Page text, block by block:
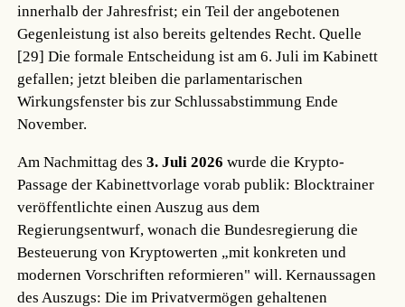
innerhalb der Jahresfrist; ein Teil der angebotenen
Gegenleistung ist also bereits geltendes Recht.Quelle
[29] Die formale Entscheidung ist am 6. Juli im Kabinett
gefallen; jetzt bleiben die parlamentarischen
Wirkungsfenster bis zur Schlussabstimmung Ende
November.
Am Nachmittag des3. Juli 2026 wurde die Krypto-
Passage der Kabinettvorlage vorab publik: Blocktrainer
veröffentlichte einen Auszug aus dem
Regierungsentwurf, wonach die Bundesregierung die
Besteuerung von Kryptowerten „mit konkreten und
modernen Vorschriften reformieren" will. Kernaussagen
des Auszugs: Die im Privatvermögen gehaltenen